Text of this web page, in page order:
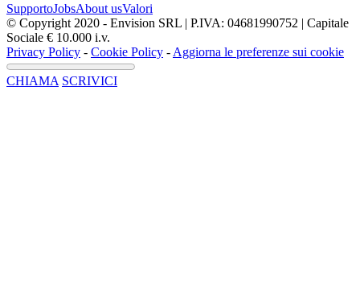
SupportoJobsAbout usValori
© Copyright 2020 - Envision SRL | P.IVA: 04681990752 | Capitale
Sociale € 10.000 i.v.
Privacy Policy - Cookie Policy - Aggiorna le preferenze sui cookie
CHIAMA SCRIVICI